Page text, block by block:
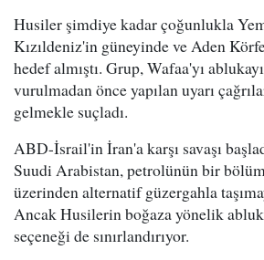
Husiler şimdiye kadar çoğunlukla
Kızıldeniz'in güneyinde ve Aden
hedef almıştı. Grup, Wafaa'yı
vurulmadan önce yapılan uyarı
gelmekle suçladı.
ABD-İsrail'in İran'a karşı savaşı
Suudi Arabistan, petrolünün bir
üzerinden alternatif güzergahla
Ancak Husilerin boğaza yönelik
seçeneği de sınırlandırıyor.